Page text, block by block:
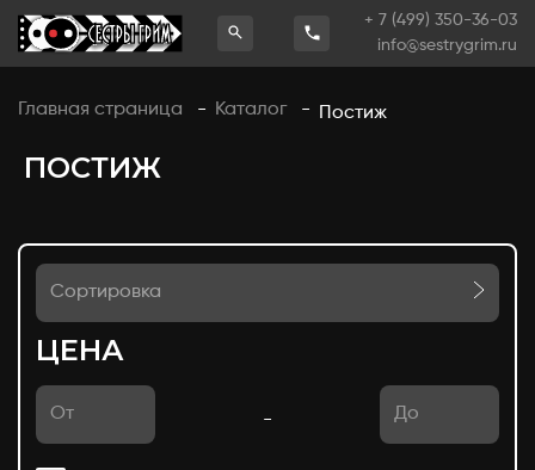
+ 7 (499) 350-36-03
info@sestrygrim.ru
Главная страница - Каталог - Постиж
ПОСТИЖ
Сортировка
ЦЕНА
-